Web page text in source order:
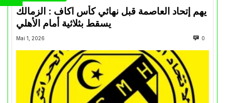
يهم إتحاد العاصمة قبل نهائي كأس اكاف : الزمالك
Mai 1, 2026 0